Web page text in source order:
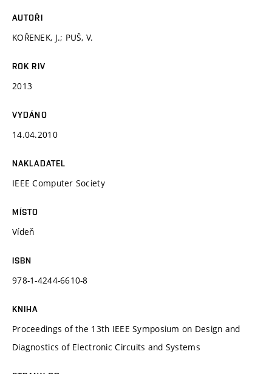
AUTOŘI
KOŘENEK, J.; PUŠ, V.
ROK RIV
2013
VYDÁNO
14.04.2010
NAKLADATEL
IEEE Computer Society
MÍSTO
Vídeň
ISBN
978-1-4244-6610-8
KNIHA
Proceedings of the 13th IEEE Symposium on Design and
Diagnostics of Electronic Circuits and Systems